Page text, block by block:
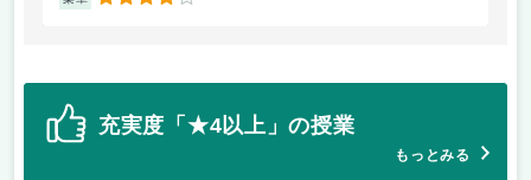
充実度「★4以上」の授業
もっとみる